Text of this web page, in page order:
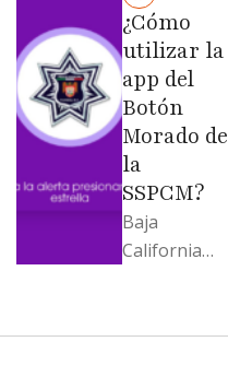
Moreno no
soportó; Los
…
¿Cómo
utilizar la
app del
Botón
Morado de
la
SSPCM?
Baja
California
2025 con